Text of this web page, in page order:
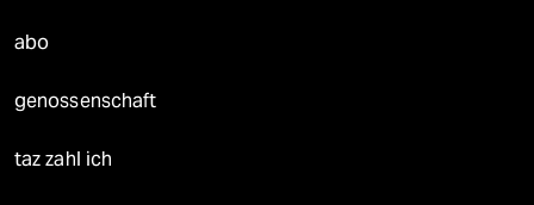
abo
genossenschaft
taz zahl ich